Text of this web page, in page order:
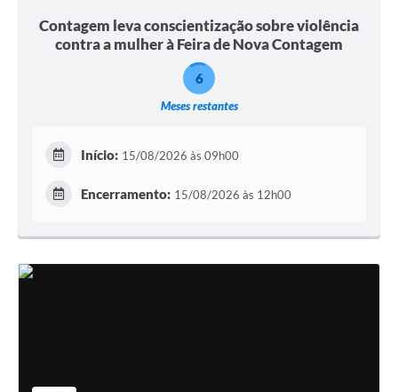
Contagem leva conscientização sobre violência
contra a mulher à Feira de Nova Contagem
Meses restantes
6
Início: 15/08/2026 às 09h00
Encerramento: 15/08/2026 às 12h00